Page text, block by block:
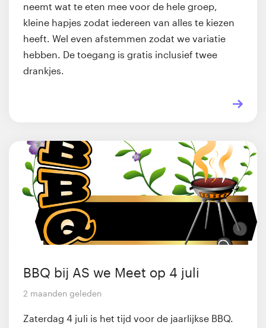
neemt wat te eten mee voor de hele groep,
kleine hapjes zodat iedereen van alles te kiezen
heeft. Wel even afstemmen zodat we variatie
hebben. De toegang is gratis inclusief twee
drankjes.
BBQ bij AS we Meet op 4 juli
2 maanden geleden
Zaterdag 4 juli is het tijd voor de jaarlijkse BBQ.